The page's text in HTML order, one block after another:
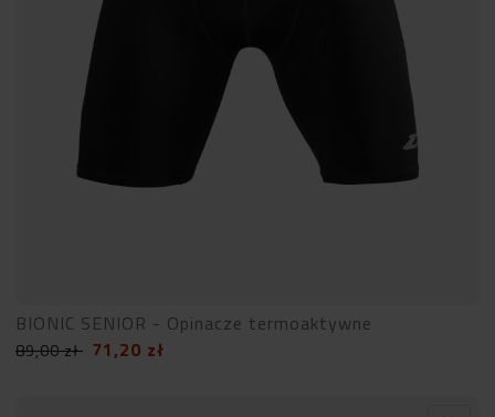
BIONIC SENIOR - Opinacze termoaktywne
89,00zł 71,20 zł